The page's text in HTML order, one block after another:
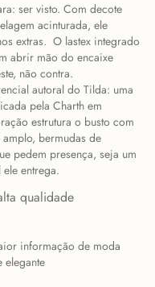
ser visto. Com decote
acinturada, ele
extras. O lastex integrado
abrir mão do encaixe
não contra.
autoral do Tilda: uma
pela Charth em
estrutura o busto com
bermudas de
pedem presença, seja um
entrega.
qualidade
informação de moda
elegante